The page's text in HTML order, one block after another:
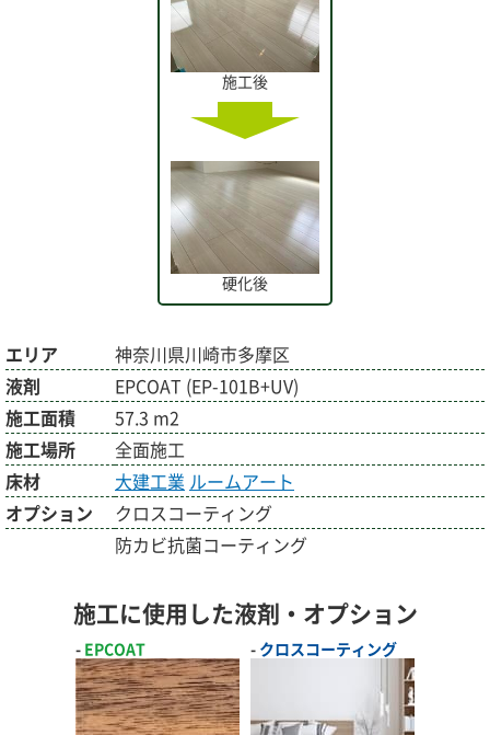
施工後
硬化後
エリア
神奈川県川崎市多摩区
液剤
EPCOAT (EP-101B+UV)
施工面積
57.3 m2
施工場所
全面施工
床材
大建工業 ルームアート
オプション
クロスコーティング
防カビ抗菌コーティング
施工に使用した液剤・オプション
EPCOAT クロスコーティング